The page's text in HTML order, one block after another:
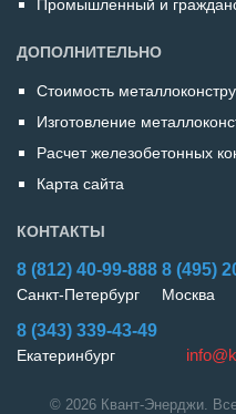
Промышленный и
ДОПОЛНИТЕЛЬНО
Стоимость
Изготовление
Расчет железобетонных
Карта сайта
КОНТАКТЫ
8 (812) 40-99-888
Санкт-Петербург
8 (495)
Москва
8 (343) 339-43-49
Екатеринбург
© 2026 Квант-Энерджи.